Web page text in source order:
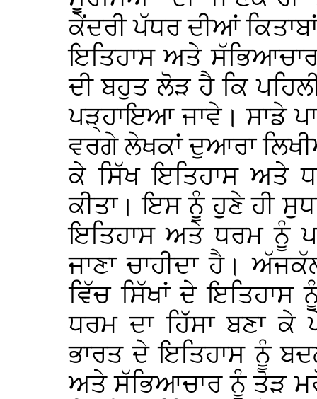
ਕੇਂਦਰੀ ਪੱਧਰ ਦੀਆਂ
ਇਤਿਹਾਸ ਅਤੇ
ਦੀ ਬਹੁਤ ਲੋੜ ਹੈ ਕਿ
ਪੜ੍ਹਾਇਆ ਜਾਵੇ। ਸਾਡੇ
ਵਰਗੇ ਲੇਖਕਾਂ ਦੁਆਰਾ
ਕੇ ਸਿੱਖ ਇਤਿਹਾਸ ਅਤੇ
ਕੀਤਾ। ਇਸ ਨੂੰ ਹੁਣੇ ਹੀ
ਇਤਿਹਾਸ ਅਤੇ ਧਰਮ ਨੂੰ
ਜਾਣਾ ਚਾਹੀਦਾ ਹੈ।
ਵਿੱਚ ਸਿੱਖਾਂ ਦੇ
ਧਰਮ ਦਾ ਹਿੱਸਾ ਬਣਾ ਕੇ
ਭਾਰਤ ਦੇ ਇਤਿਹਾਸ ਨੂੰ
ਅਤੇ ਸੱਭਿਆਚਾਰ ਨੂੰ ਤੋੜ